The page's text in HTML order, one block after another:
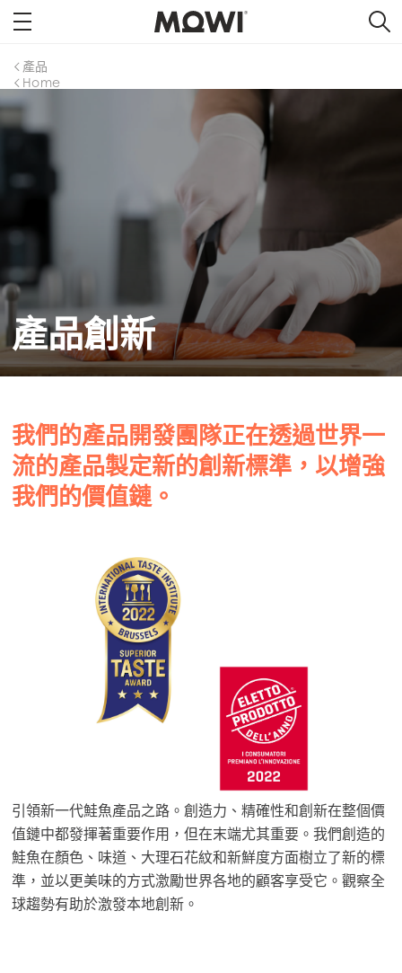
Home
產品
產品創新
我們的產品開發團隊正在透過世界一
流的產品製定新的創新標準，以增強
我們的價值鏈。
引領新一代鮭魚產品之路。創造力、精確性和創新在整個價
值鏈中都發揮著重要作用，但在末端尤其重要。我們創造的
鮭魚在顏色、味道、大理石花紋和新鮮度方面樹立了新的標
準，並以更美味的方式激勵世界各地的顧客享受它。觀察全
球趨勢有助於激發本地創新。